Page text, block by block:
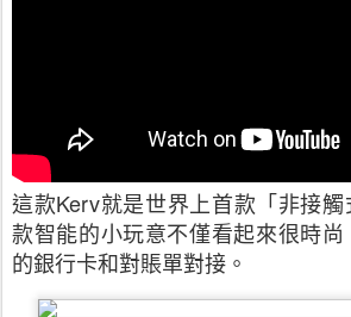
這款Kerv就是世界上首款「非接
款智能的小玩意不僅看起來很時
的銀行卡和對賬單對接。